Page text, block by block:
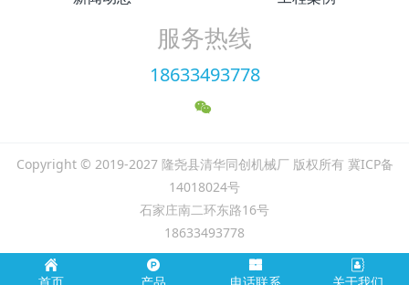
服务热线
18633493778
Copyright © 2019-2027 隆尧县清华同创机械厂 版权所有 冀ICP备
14018024号
石家庄南二环东路16号
18633493778